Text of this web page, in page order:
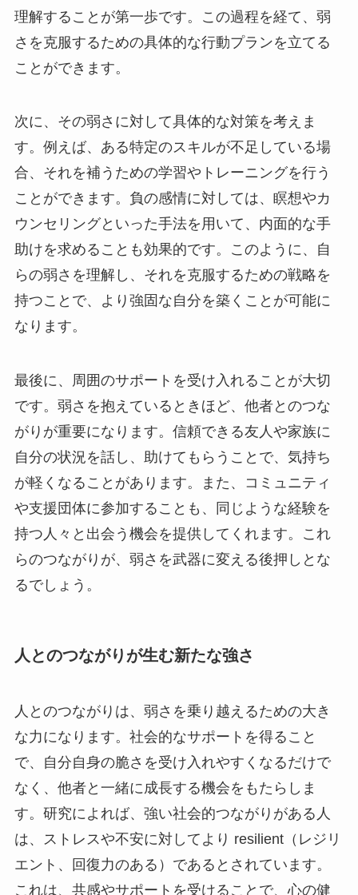
理解することが第一歩です。この過程を経て、弱
さを克服するための具体的な行動プランを立てる
ことができます。
次に、その弱さに対して具体的な対策を考えま
す。例えば、ある特定のスキルが不足している場
合、それを補うための学習やトレーニングを行う
ことができます。負の感情に対しては、瞑想やカ
ウンセリングといった手法を用いて、内面的な手
助けを求めることも効果的です。このように、自
らの弱さを理解し、それを克服するための戦略を
持つことで、より強固な自分を築くことが可能に
なります。
最後に、周囲のサポートを受け入れることが大切
です。弱さを抱えているときほど、他者とのつな
がりが重要になります。信頼できる友人や家族に
自分の状況を話し、助けてもらうことで、気持ち
が軽くなることがあります。また、コミュニティ
や支援団体に参加することも、同じような経験を
持つ人々と出会う機会を提供してくれます。これ
らのつながりが、弱さを武器に変える後押しとな
るでしょう。
人とのつながりが生む新たな強さ
人とのつながりは、弱さを乗り越えるための大き
な力になります。社会的なサポートを得ること
で、自分自身の脆さを受け入れやすくなるだけで
なく、他者と一緒に成長する機会をもたらしま
す。研究によれば、強い社会的つながりがある人
は、ストレスや不安に対してより resilient（レジリ
エント、回復力のある）であるとされています。
これは、共感やサポートを受けることで、心の健